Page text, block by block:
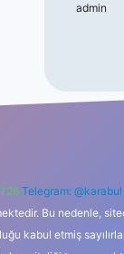
admin
Telegram: @karabul
Bu nedenle,
kabul etmiş